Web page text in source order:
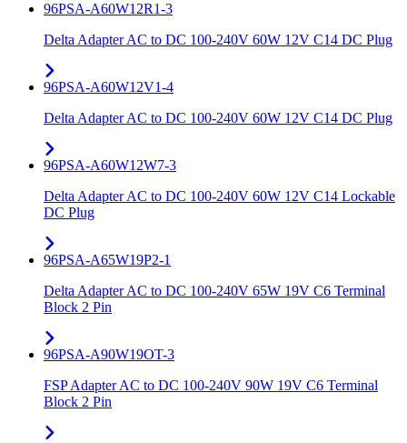
96PSA-A60W12R1-3
Delta Adapter AC to DC 100-240V 60W 12V C14 DC Plug
96PSA-A60W12V1-4
Delta Adapter AC to DC 100-240V 60W 12V C14 DC Plug
96PSA-A60W12W7-3
Delta Adapter AC to DC 100-240V 60W 12V C14 Lockable
DC Plug
96PSA-A65W19P2-1
Delta Adapter AC to DC 100-240V 65W 19V C6 Terminal
Block 2 Pin
96PSA-A90W19OT-3
FSP Adapter AC to DC 100-240V 90W 19V C6 Terminal
Block 2 Pin